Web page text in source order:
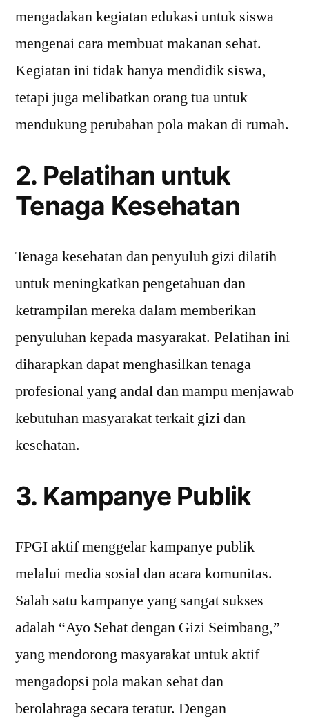
mengadakan kegiatan edukasi untuk siswa
mengenai cara membuat makanan sehat.
Kegiatan ini tidak hanya mendidik siswa,
tetapi juga melibatkan orang tua untuk
mendukung perubahan pola makan di rumah.
2. Pelatihan untuk
Tenaga Kesehatan
Tenaga kesehatan dan penyuluh gizi dilatih
untuk meningkatkan pengetahuan dan
ketrampilan mereka dalam memberikan
penyuluhan kepada masyarakat. Pelatihan ini
diharapkan dapat menghasilkan tenaga
profesional yang andal dan mampu menjawab
kebutuhan masyarakat terkait gizi dan
kesehatan.
3. Kampanye Publik
FPGI aktif menggelar kampanye publik
melalui media sosial dan acara komunitas.
Salah satu kampanye yang sangat sukses
adalah “Ayo Sehat dengan Gizi Seimbang,”
yang mendorong masyarakat untuk aktif
mengadopsi pola makan sehat dan
berolahraga secara teratur. Dengan